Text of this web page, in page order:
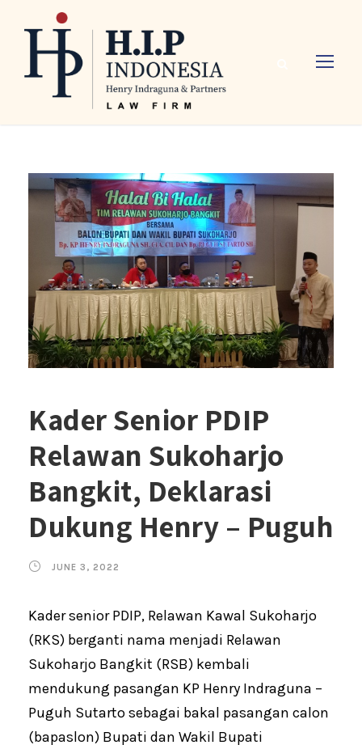
Kader Senior PDIP
Relawan Sukoharjo
Bangkit, Deklarasi
Dukung Henry – Puguh
JUNE 3, 2022
Kader senior PDIP, Relawan Kawal Sukoharjo
(RKS) berganti nama menjadi Relawan
Sukoharjo Bangkit (RSB) kembali
mendukung pasangan KP Henry Indraguna –
Puguh Sutarto sebagai bakal pasangan calon
(bapaslon) Bupati dan Wakil Bupati